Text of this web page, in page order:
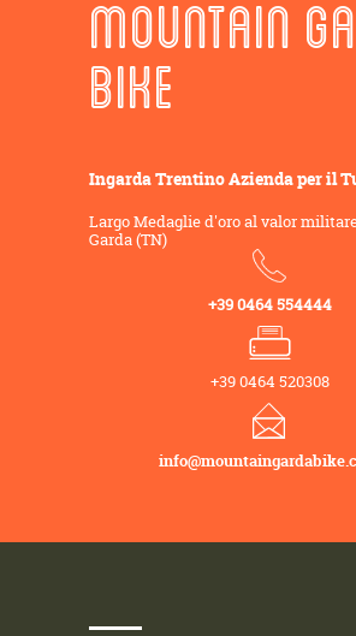
MOUNTAIN
BIKE
Ingarda Trentino Azienda per il
Largo Medaglie d'oro al valor
Garda (TN)
+39 0464 554444
+39 0464 520308